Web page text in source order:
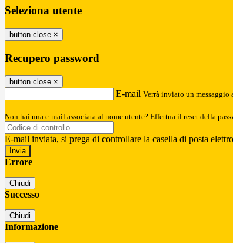
Seleziona utente
button close ×
Recupero password
button close ×
E-mail Verrà inviato un
Non hai una e-mail associata al nome utente? Effettua il reset della
E-mail inviata, si prega di controllare la casella di posta
Errore
Chiudi
Successo
Chiudi
Informazione